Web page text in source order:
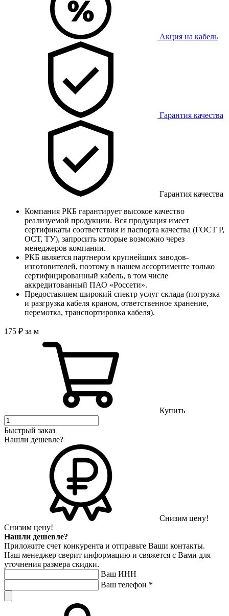
Акция на кабель
Гарантия качества
Гарантия качества
Компания РКБ гарантирует высокое качество
реализуемой продукции. Вся продукция имеет
сертификаты соответствия и паспорта качества (ГОСТ Р,
ОСТ, ТУ), запросить которые возможно через
менеджеров компании.
РКБ является партнером крупнейших заводов-
изготовителей, поэтому в нашем ассортименте только
сертифицированный кабель, в том числе
аккредитованный ПАО «Россети».
Предоставляем широкий спектр услуг склада (погрузка
и разгрузка кабеля краном, ответственное хранение,
перемотка, транспортировка кабеля).
175 ₽ за м
Купить
Быстрый заказ
Нашли дешевле?
Снизим цену!
Снизим цену!
Нашли дешевле?
Приложите счет конкурента и отправьте Ваши контакты.
Наш менеджер сверит информацию и свяжется с Вами для
уточнения размера скидки.
Ваш ИНН
Ваш телефон *